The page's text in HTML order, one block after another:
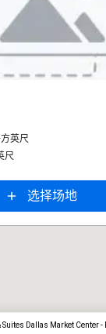
英尺
尺
选择场地
Dallas Market Center -